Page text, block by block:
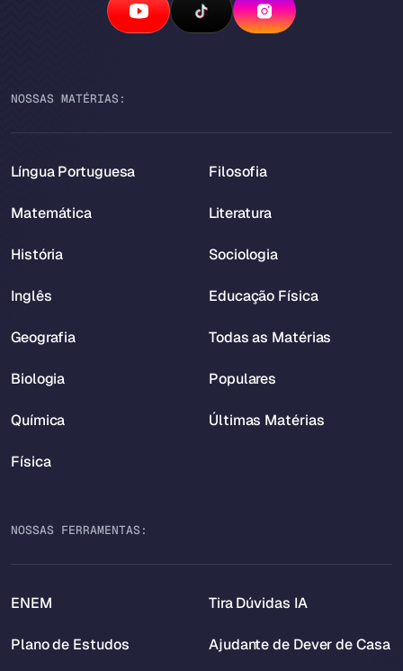
NOSSAS MATÉRIAS:
Língua Portuguesa
Matemática
História
Inglês
Geografia
Biologia
Química
Física
Filosofia
Literatura
Sociologia
Educação Física
Todas as Matérias
Populares
Últimas Matérias
NOSSAS FERRAMENTAS:
ENEM
Plano de Estudos
Tira Dúvidas IA
Ajudante de Dever de Casa